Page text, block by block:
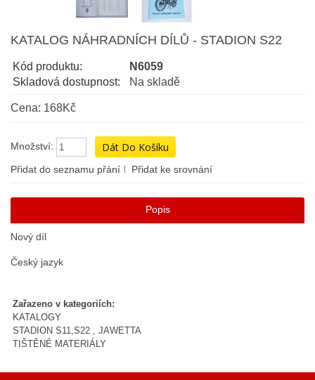
KATALOG NÁHRADNÍCH DÍLŮ - STADION S22
Kód produktu:
N6059
Skladová dostupnost:
Na skladě
Cena: 168Kč
Množství:
Přidat do seznamu přání Přidat ke srovnání
Popis
Nový díl
Český jazyk
Zařazeno v kategoriích:
KATALOGY
STADION S11,S22 , JAWETTA
TIŠTĚNÉ MATERIÁLY